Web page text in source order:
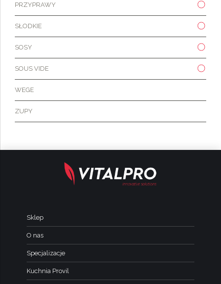
PRZYPRAWY
SŁODKIE
SOSY
SOUS VIDE
WEGE
ZUPY
Sklep
O nas
Specjalizacje
Kuchnia Provil